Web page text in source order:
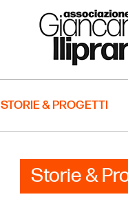
STORIE & PROGETTI
Storie &